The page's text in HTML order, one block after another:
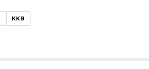
KKB